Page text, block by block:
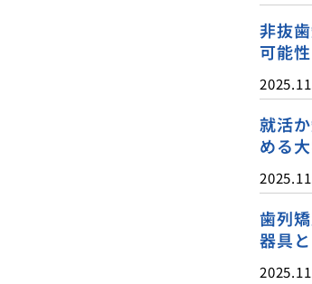
非抜
可能
就活
める
歯列
器具